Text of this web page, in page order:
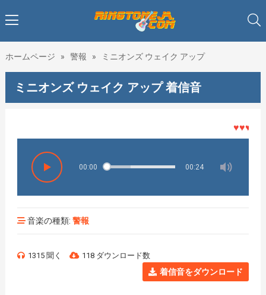
ホームページ » 警報 » ミニオンズ ウェイク アップ
ミニオンズ ウェイク アップ 着信音
♥♥♥着メ
00:00 00:24
音楽の種類: 警報
1315 聞く 118 ダウンロード数
着信音をダウンロード